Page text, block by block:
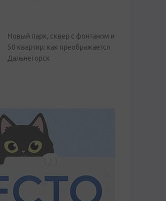
Новый парк, сквер с фонтаном и
50 квартир: как преображается
Дальнегорск